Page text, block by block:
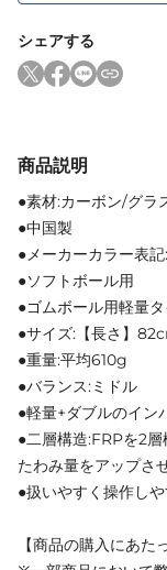
シェアする
商品説明
●素材:カーボン/グラ
●中国製
●メーカーカラー表
●ソフトボール用
●ゴムボール用軽量
●サイズ:【長さ】
●重量:平均610g
●バランス:ミドル
●軽量+ダブルのイン
●二層構造:FRPを2
たわみ量をアップさ
●扱いやすく操作しや
【商品の購入にあた